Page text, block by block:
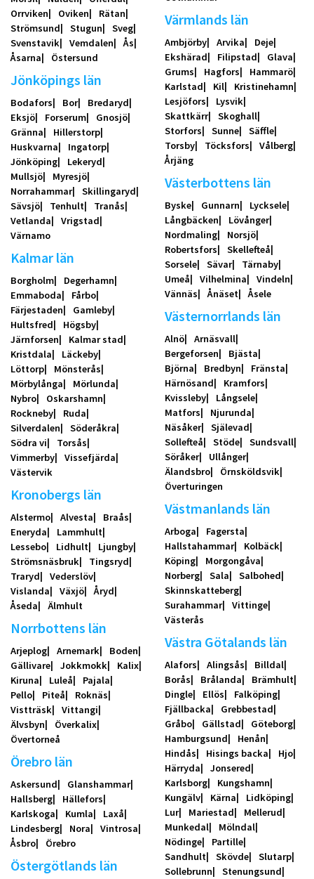
Orrviken
Oviken
Rätan
Strömsund
Stugun
Sveg
Svenstavik
Vemdalen
Ås
Åsarna
Östersund
Jönköpings län
Bodafors Bor
Bredaryd
Eksjö
Forserum
Gnosjö
Gränna
Hillerstorp
Huskvarna
Ingatorp
Jönköping
Lekeryd
Mullsjö
Myresjö
Norrahammar
Skillingaryd
Sävsjö
Tenhult
Tranås
Vetlanda
Vrigstad
Värnamo
Kalmar län
Borgholm
Degerhamn
Emmaboda
Fårbo
Färjestaden
Gamleby
Hultsfred
Högsby
Järnforsen
Kalmar stad
Kristdala
Läckeby
Löttorp
Mönsterås
Mörbylånga
Mörlunda
Nybro
Oskarshamn
Rockneby
Ruda
Silverdalen
Söderåkra
Södra vi
Torsås
Vimmerby
Vissefjärda
Västervik
Kronobergs län
Alstermo Alvesta
Braås
Eneryda
Lammhult
Lessebo
Lidhult
Ljungby
Strömsnäsbruk
Tingsryd
Traryd
Vederslöv
Vislanda
Växjö
Åryd
Åseda
Älmhult
Norrbottens län
Arjeplog Arnemark
Boden
Gällivare
Jokkmokk
Kalix
Kiruna
Luleå
Pajala
Pello
Piteå
Roknäs
Vistträsk
Vittangi
Älvsbyn
Överkalix
Övertorneå
Örebro län
Askersund
Glanshammar
Hallsberg
Hällefors
Karlskoga
Kumla
Laxå
Lindesberg
Nora
Vintrosa
Åsbro
Örebro
Östergötlands län
Värmlands län
Ambjörby Arvika
Deje
Ekshärad
Filipstad
Glava
Grums
Hagfors
Hammarö
Karlstad
Kil
Kristinehamn
Lesjöfors
Lysvik
Skattkärr
Skoghall
Storfors
Sunne
Säffle
Torsby
Töcksfors
Vålberg
Årjäng
Västerbottens län
Byske Gunnarn
Lycksele
Långbäcken
Lövånger
Nordmaling
Norsjö
Robertsfors
Skellefteå
Sorsele
Sävar
Tärnaby
Umeå
Vilhelmina
Vindeln
Vännäs
Ånäset Åsele
Västernorrlands län
Alnö
Arnäsvall
Bergeforsen
Bjästa
Björna
Bredbyn
Fränsta
Härnösand
Kramfors
Kvissleby
Långsele
Matfors
Njurunda
Näsåker
Själevad
Sollefteå
Stöde
Sundsvall
Söråker
Ullånger
Älandsbro
Örnsköldsvik
Överturingen
Västmanlands län
Arboga
Fagersta
Hallstahammar
Kolbäck
Köping
Morgongåva
Norberg
Sala
Salbohed
Skinnskatteberg
Surahammar
Vittinge
Västerås
Västra Götalands län
Alafors Alingsås
Billdal
Borås
Brålanda
Brämhult
Dingle
Ellös
Falköping
Fjällbacka
Grebbestad
Gråbo
Gällstad
Göteborg
Hamburgsund
Henån
Hindås
Hisings backa
Hjo
Härryda
Jonsered
Karlsborg
Kungshamn
Kungälv
Kärna
Lidköping
Lur
Mariestad
Mellerud
Munkedal
Mölndal
Nödinge
Partille
Sandhult
Skövde
Slutarp
Sollebrunn
Stenungsund